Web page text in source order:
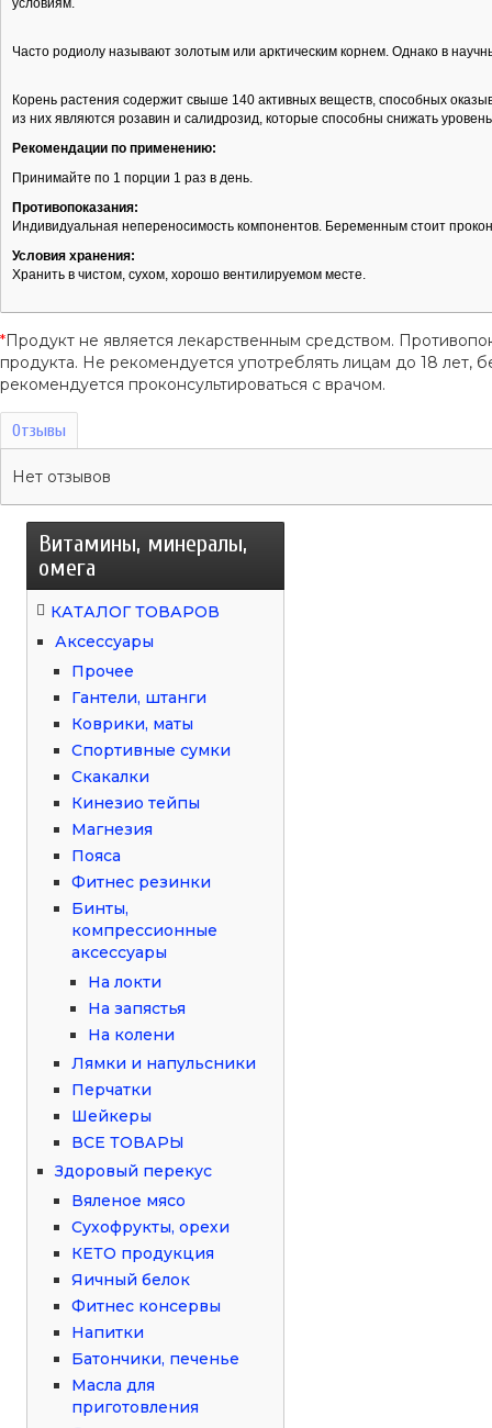
условиям.
Часто родиолу называют золотым или арктическим корнем. Однако в
Корень растения содержит свыше 140 активных веществ, способных
из них являются розавин и салидрозид, которые способны снижать
Рекомендации по применению:
Принимайте по 1 порции 1 раз в день.
Противопоказания:
Индивидуальная непереносимость компонентов. Беременным стоит
Условия хранения:
Хранить в чистом, сухом, хорошо вентилируемом месте.
*Продукт не является лекарственным средством.
продукта. Не рекомендуется употреблять лицам до 18
рекомендуется проконсультироваться с врачом.
Отзывы
Нет отзывов
Витамины, минералы,
омега
КАТАЛОГ ТОВАРОВ
Аксессуары
Прочее
Гантели, штанги
Коврики, маты
Спортивные сумки
Скакалки
Кинезио тейпы
Магнезия
Пояса
Фитнес резинки
Бинты,
компрессионные
аксессуары
На локти
На запястья
На колени
Лямки и напульсники
Перчатки
Шейкеры
ВСЕ ТОВАРЫ
Здоровый перекус
Вяленое мясо
Сухофрукты, орехи
КЕТО продукция
Яичный белок
Фитнес консервы
Напитки
Батончики, печенье
Масла для
приготовления